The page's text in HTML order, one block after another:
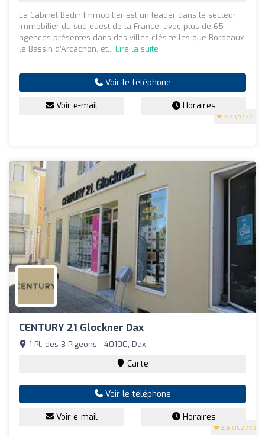
4.7 (87 avis)
Le Cabinet Bedin Immobilier est un leader dans le secteur
immobilier du sud-ouest de la France, avec plus de 65
agences présentes dans des villes clés telles que Bordeaux,
le Bassin d’Arcachon, et... Lire la suite
Voir le téléphone
Voir e-mail Horaires
CENTURY 21 Glockner Dax
3.5 (102 avis)
1 Pl. des 3 Pigeons - 40100, Dax
Carte
Voir le téléphone
Voir e-mail Horaires